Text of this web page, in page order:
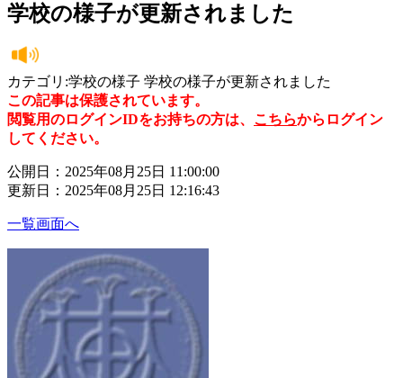
学校の様子が更新されました
カテゴリ:学校の様子 学校の様子が更新されました
この記事は保護されています。
閲覧用のログインIDをお持ちの方は、 こちらからログイン
してください。
公開日：2025年08月25日 11:00:00
更新日：2025年08月25日 12:16:43
一覧画面へ